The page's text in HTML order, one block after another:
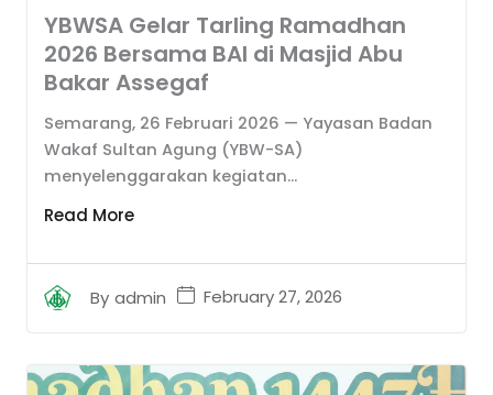
YBWSA Gelar Tarling Ramadhan
2026 Bersama BAI di Masjid Abu
Bakar Assegaf
By admin February 27, 2026
Semarang, 26 Februari 2026 — Yayasan Badan
Wakaf Sultan Agung (YBW-SA)
menyelenggarakan kegiatan...
Read More